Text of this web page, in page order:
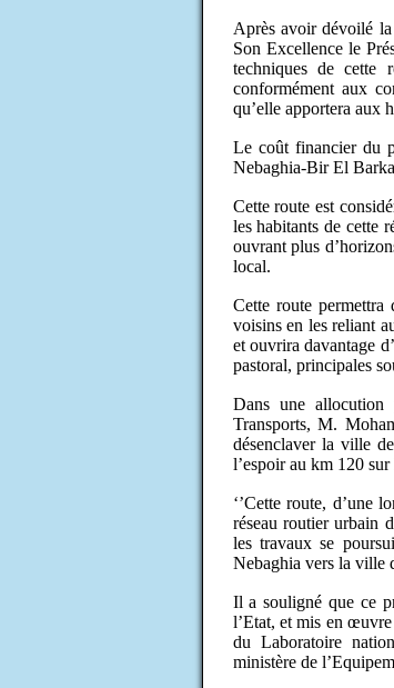
Après avoir dévoilé
Son Excellence le
techniques de cette
conformément aux
qu’elle apportera aux
Le coût financier du
Nebaghia-Bir El
Cette route est
les habitants de cette
ouvrant plus
local.
Cette route
voisins en les reliant
et ouvrira davantage
pastoral, principales
Dans une allocution
Transports, M.
désenclaver la ville
l’espoir au km 120
‘’Cette route, d’une
réseau routier urbain
les travaux se
Nebaghia vers la ville
Il a souligné que ce
l’Etat, et mis en
du Laboratoire
ministère de